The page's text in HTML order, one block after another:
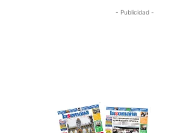
- Publicidad -